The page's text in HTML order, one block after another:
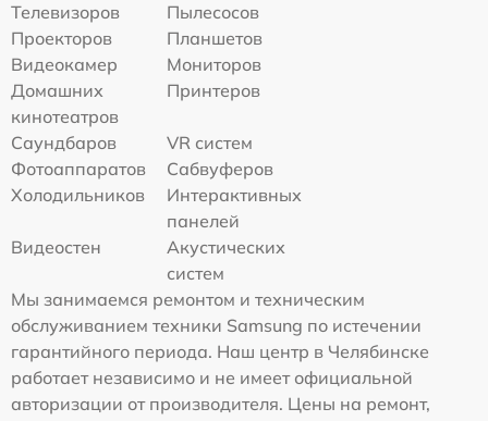
Телевизоров
Пылесосов
Проекторов
Планшетов
Видеокамер
Мониторов
Домашних
кинотеатров
Принтеров
Саундбаров
VR систем
Фотоаппаратов
Сабвуферов
Холодильников
Интерактивных
панелей
Видеостен
Акустических
систем
Мы занимаемся ремонтом и техническим
обслуживанием техники Samsung по истечении
гарантийного периода. Наш центр в Челябинске
работает независимо и не имеет официальной
авторизации от производителя. Цены на ремонт,